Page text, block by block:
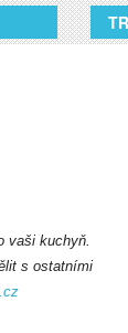
vaši kuchyň.
s ostatními